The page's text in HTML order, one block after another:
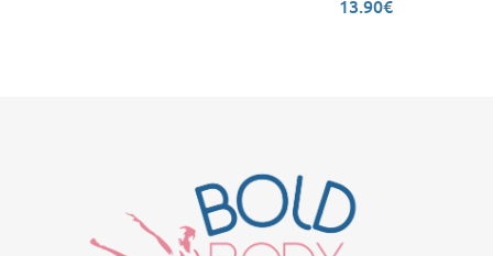
13.90€